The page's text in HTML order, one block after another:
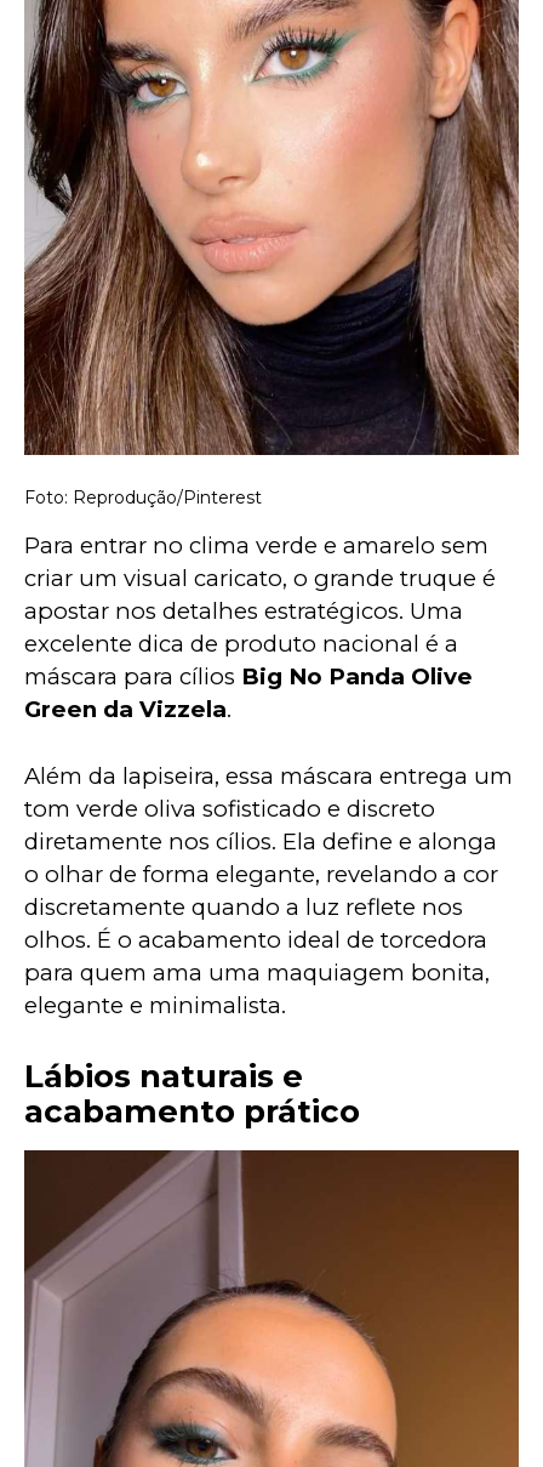
Foto: Reprodução/Pinterest
Para entrar no clima verde e amarelo sem
criar um visual caricato, o grande truque é
apostar nos detalhes estratégicos. Uma
excelente dica de produto nacional é a
máscara para cílios Big No Panda Olive
Green da Vizzela.
Além da lapiseira, essa máscara entrega um
tom verde oliva sofisticado e discreto
diretamente nos cílios. Ela define e alonga
o olhar de forma elegante, revelando a cor
discretamente quando a luz reflete nos
olhos. É o acabamento ideal de torcedora
para quem ama uma maquiagem bonita,
elegante e minimalista.
Lábios naturais e
acabamento prático